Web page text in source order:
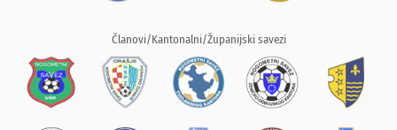
Članovi/Kantonalni/Županijski savezi